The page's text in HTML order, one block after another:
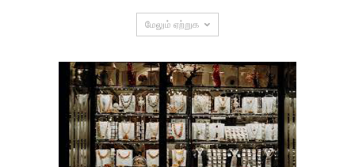
மேலும் ஏற்றுக